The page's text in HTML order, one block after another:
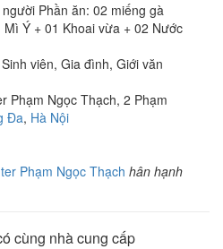
Phần ăn: 02 miếng gà
Ý + 01 Khoai vừa + 02 Nước
Sinh viên, Gia đình, Giới văn
Phạm Ngọc Thạch, 2 Phạm
Đa, Hà Nội
Phạm Ngọc Thạch hân hạnh
cùng nhà cung cấp